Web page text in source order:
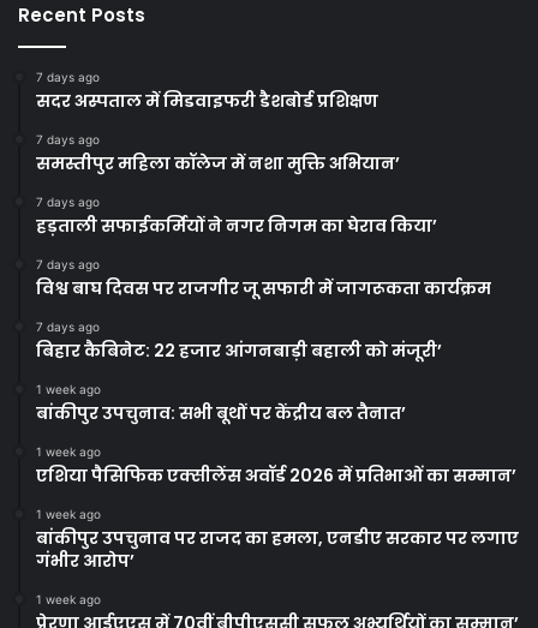
Recent Posts
7 days ago
सदर अस्पताल में मिडवाइफरी डैशबोर्ड प्रशिक्षण
7 days ago
समस्तीपुर महिला कॉलेज में नशा मुक्ति अभियान’
7 days ago
हड़ताली सफाईकर्मियों ने नगर निगम का घेराव किया’
7 days ago
विश्व बाघ दिवस पर राजगीर जू सफारी में जागरूकता कार्यक्रम
7 days ago
बिहार कैबिनेट: 22 हजार आंगनबाड़ी बहाली को मंजूरी’
1 week ago
बांकीपुर उपचुनाव: सभी बूथों पर केंद्रीय बल तैनात’
1 week ago
एशिया पैसिफिक एक्सीलेंस अवॉर्ड 2026 में प्रतिभाओं का सम्मान’
1 week ago
बांकीपुर उपचुनाव पर राजद का हमला, एनडीए सरकार पर लगाए
गंभीर आरोप’
1 week ago
प्रेरणा आईएएस में 70वीं बीपीएससी सफल अभ्यर्थियों का सम्मान’